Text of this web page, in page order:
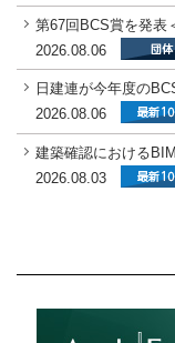
第67回BCS賞を発表
2026.08.06
日建連が今年度の
2026.08.06
建築確認における
2026.08.03